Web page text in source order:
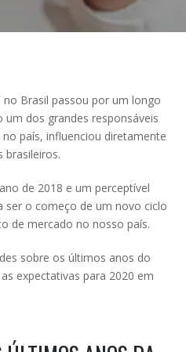
Brasil passou por um longo
dos grandes responsáveis
país, influenciou diretamente
brasileiros.
de 2018 e um perceptível
ser o começo de um novo ciclo
de mercado no nosso país.
sobre os últimos anos do
expectativas para 2020 em